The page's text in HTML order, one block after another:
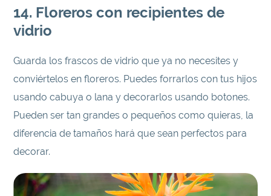
14. Floreros con recipientes de
vidrio
Guarda los frascos de vidrio que ya no necesites y
conviértelos en floreros. Puedes forrarlos con tus hijos
usando cabuya o lana y decorarlos usando botones.
Pueden ser tan grandes o pequeños como quieras, la
diferencia de tamaños hará que sean perfectos para
decorar.